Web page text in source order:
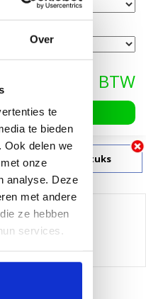
Over
te
te bieden
Ook delen we
onze
analyse. Deze
met andere
ze hebben
services.
vanaf 500 stuks